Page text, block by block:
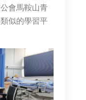
會馬鞍山青
似的學習平